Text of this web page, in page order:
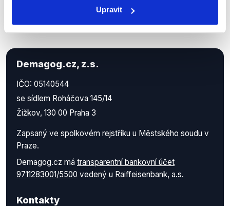
Upravit
Demagog.cz, z.s.
IČO: 05140544
se sídlem Roháčova 145/14
Žižkov, 130 00 Praha 3
Zapsaný ve spolkovém rejstříku u Městského soudu v
Praze.
Demagog.cz má transparentní bankovní účet
9711283001/5500 vedený u Raiffeisenbank, a.s.
Kontakty